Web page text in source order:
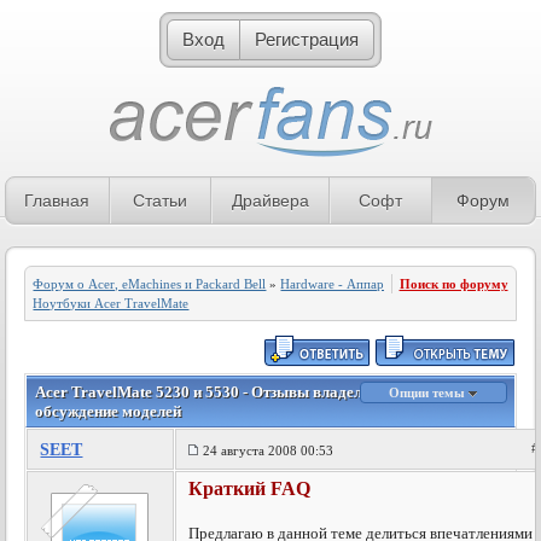
Вход Регистрация
Главная Статьи Драйвера Софт Форум
Форум о Acer, eMachines и Packard Bell »Hardware - Аппаратное обеспечение»
Ноутбуки Acer TravelMate
Поиск по форуму
Acer TravelMate 5230 и 5530 - Отзывы владельцев ноутбуков и
обсуждение моделей
Опции темы
SEET 24 августа 2008 00:53
Краткий FAQ
Предлагаю в данной теме делиться впечатлениями